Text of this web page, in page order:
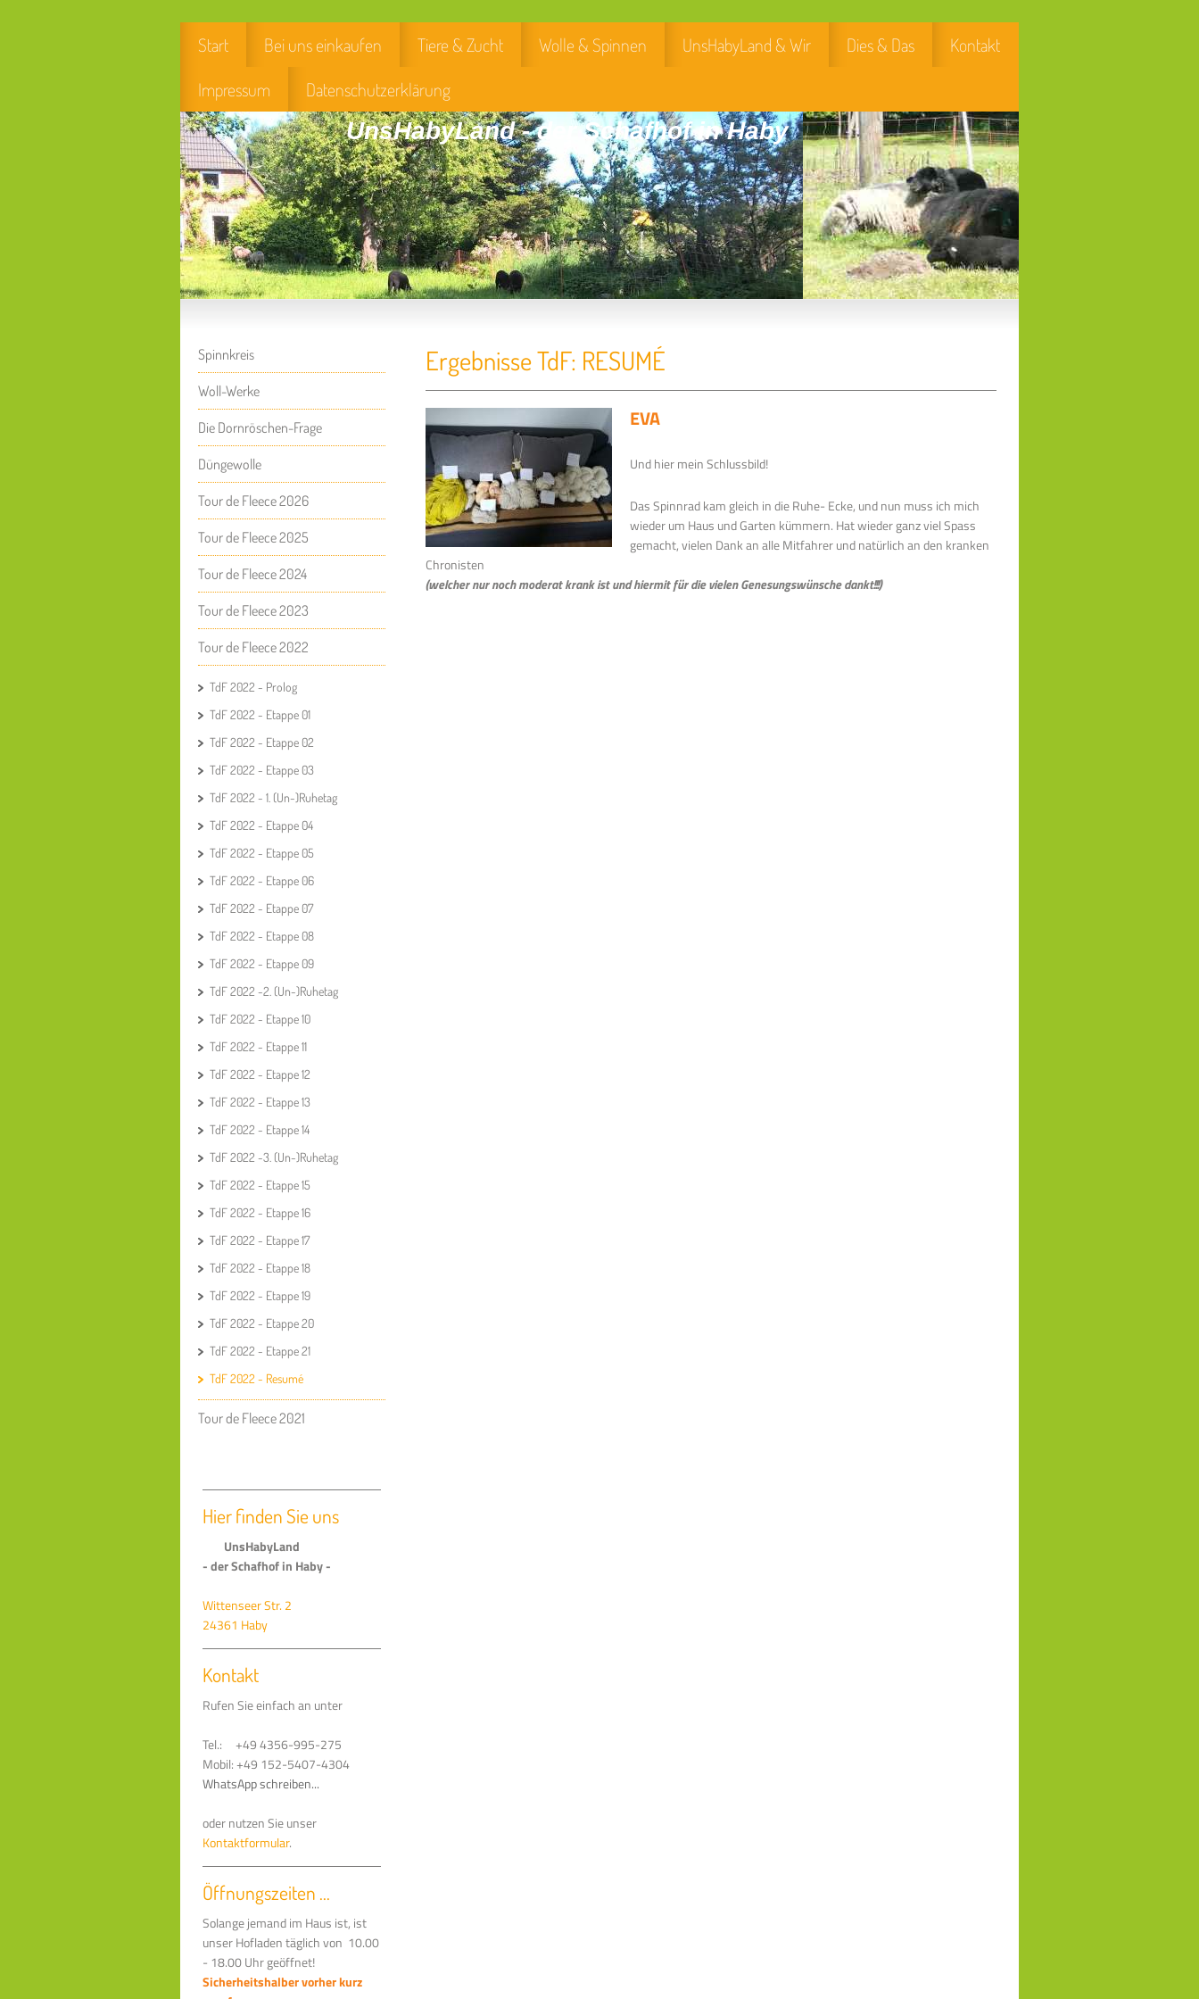
Start Bei uns einkaufen Tiere & Zucht Wolle & Spinnen UnsHabyLand & Wir Dies & Das
Kontakt
Impressum
Datenschutzerklärung
UnsHabyLand - der Schafhof in Haby
Spinnkreis
Woll-Werke
Die Dornröschen-Frage
Düngewolle
Tour de Fleece 2026
Tour de Fleece 2025
Tour de Fleece 2024
Tour de Fleece 2023
Tour de Fleece 2022
TdF 2022 - Prolog
TdF 2022 - Etappe 01
TdF 2022 - Etappe 02
TdF 2022 - Etappe 03
TdF 2022 - 1. (Un-)Ruhetag
TdF 2022 - Etappe 04
TdF 2022 - Etappe 05
TdF 2022 - Etappe 06
TdF 2022 - Etappe 07
TdF 2022 - Etappe 08
TdF 2022 - Etappe 09
TdF 2022 -2. (Un-)Ruhetag
TdF 2022 - Etappe 10
TdF 2022 - Etappe 11
TdF 2022 - Etappe 12
TdF 2022 - Etappe 13
TdF 2022 - Etappe 14
TdF 2022 -3. (Un-)Ruhetag
TdF 2022 - Etappe 15
TdF 2022 - Etappe 16
TdF 2022 - Etappe 17
TdF 2022 - Etappe 18
TdF 2022 - Etappe 19
TdF 2022 - Etappe 20
TdF 2022 - Etappe 21
TdF 2022 - Resumé
Tour de Fleece 2021
Hier finden Sie uns
UnsHabyLand
- der Schafhof in Haby -
Wittenseer Str. 2
24361 Haby
Kontakt
Rufen Sie einfach an unter
Tel.: +49 4356-995-275
Mobil: +49 152-5407-4304
WhatsApp schreiben...
oder nutzen Sie unser
Kontaktformular.
Öffnungszeiten ...
Solange jemand im Haus ist, ist
unser Hofladen täglich von 10.00
- 18.00 Uhr geöffnet!
Sicherheitshalber vorher kurz
Ergebnisse TdF: RESUMÉ
EVA
Und hier mein Schlussbild!
Das Spinnrad kam gleich in die Ruhe- Ecke, und nun muss ich mich
wieder um Haus und Garten kümmern. Hat wieder ganz viel Spass
gemacht, vielen Dank an alle Mitfahrer und natürlich an den kranken
Chronisten
(welcher nur noch moderat krank ist und hiermit für die vielen Genesungswünsche dankt!!!)